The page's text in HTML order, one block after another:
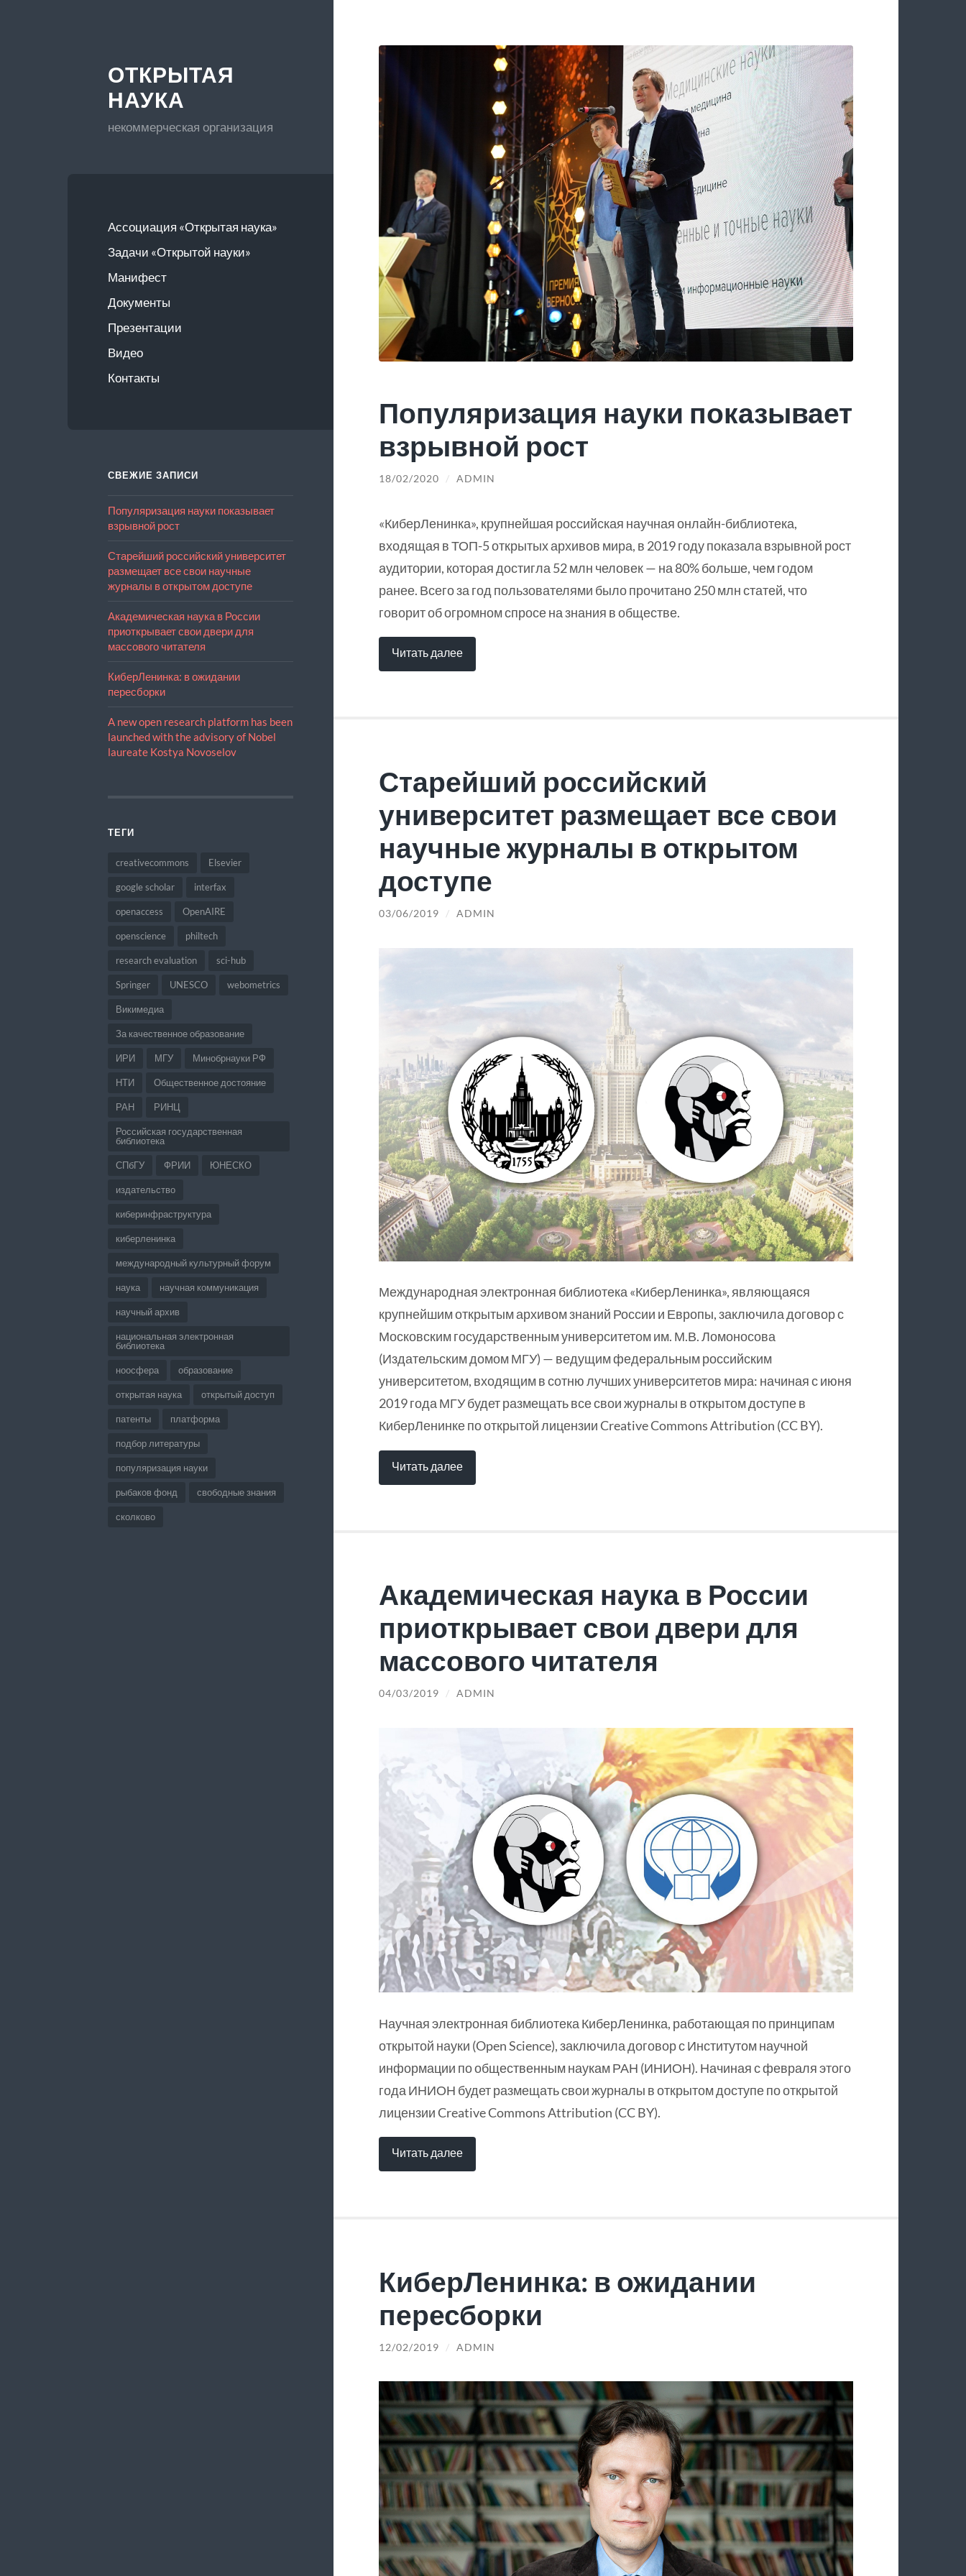
ОТКРЫТАЯ
НАУКА
некоммерческая организация
Ассоциация «Открытая наука»
Задачи «Открытой науки»
Манифест
Документы
Презентации
Видео
Контакты
СВЕЖИЕ ЗАПИСИ
Популяризация науки показывает
взрывной рост
Старейший российский университет
размещает все свои научные
журналы в открытом доступе
Академическая наука в России
приоткрывает свои двери для
массового читателя
КиберЛенинка: в ожидании
пересборки
A new open research platform has been
launched with the advisory of Nobel
laureate Kostya Novoselov
ТЕГИ
creativecommons Elsevier
google scholar interfax
openaccess OpenAIRE
openscience philtech
research evaluation sci-hub
Springer UNESCO webometrics
Викимедиа
За качественное образование
ИРИ МГУ Минобрнауки РФ
НТИ Общественное достояние
РАН РИНЦ
Российская государственная
библиотека
СПбГУ ФРИИ ЮНЕСКО
издательство
киберинфраструктура
киберленинка
международный культурный форум
наука научная коммуникация
научный архив
национальная электронная
библиотека
ноосфера образование
открытая наука открытый доступ
патенты платформа
подбор литературы
популяризация науки
рыбаков фонд свободные знания
сколково
Популяризация науки показывает
взрывной рост
18/02/2020 / ADMIN
«КиберЛенинка», крупнейшая российская научная онлайн-библиотека,
входящая в ТОП-5 открытых архивов мира, в 2019 году показала взрывной рост
аудитории, которая достигла 52 млн человек — на 80% больше, чем годом
ранее. Всего за год пользователями было прочитано 250 млн статей, что
говорит об огромном спросе на знания в обществе.
Читать далее
Старейший российский
университет размещает все свои
научные журналы в открытом
доступе
03/06/2019 / ADMIN
Международная электронная библиотека «КиберЛенинка», являющаяся
крупнейшим открытым архивом знаний России и Европы, заключила договор с
Московским государственным университетом им. М.В. Ломоносова
(Издательским домом МГУ) — ведущим федеральным российским
университетом, входящим в сотню лучших университетов мира: начиная с июня
2019 года МГУ будет размещать все свои журналы в открытом доступе в
КиберЛенинке по открытой лицензии Creative Commons Attribution (CC BY).
Читать далее
Академическая наука в России
приоткрывает свои двери для
массового читателя
04/03/2019 / ADMIN
Научная электронная библиотека КиберЛенинка, работающая по принципам
открытой науки (Open Science), заключила договор с Институтом научной
информации по общественным наукам РАН (ИНИОН). Начиная с февраля этого
года ИНИОН будет размещать свои журналы в открытом доступе по открытой
лицензии Creative Commons Attribution (CC BY).
Читать далее
КиберЛенинка: в ожидании
пересборки
12/02/2019 / ADMIN